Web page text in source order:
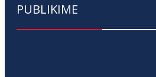
PUBLIKIME